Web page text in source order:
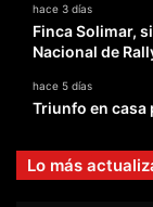
hace 3 días
Finca Solimar,
Nacional de
hace 5 días
Triunfo en casa
Lo más